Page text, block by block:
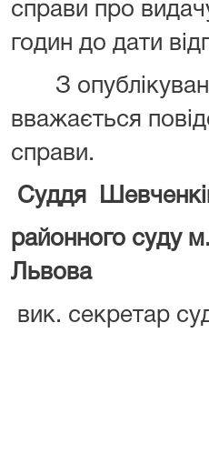
справи про
годин до дати
З
вважається
справи.
Суддя
районного суду м.
вик. секретар